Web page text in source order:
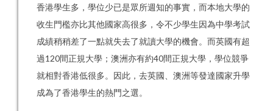
香港學生多，學位少已是眾所週知的事實，而本地大學的
收生門檻亦比其他國家高很多，令不少學生因為中學考試
成績稍稍差了一點就失去了就讀大學的機會。而英國有超
過120間正規大學；澳洲亦有約40間正規大學，學位競爭
就相對香港低很多。因此，去英國、澳洲等發達國家升學
成為了香港學生的熱門之選。